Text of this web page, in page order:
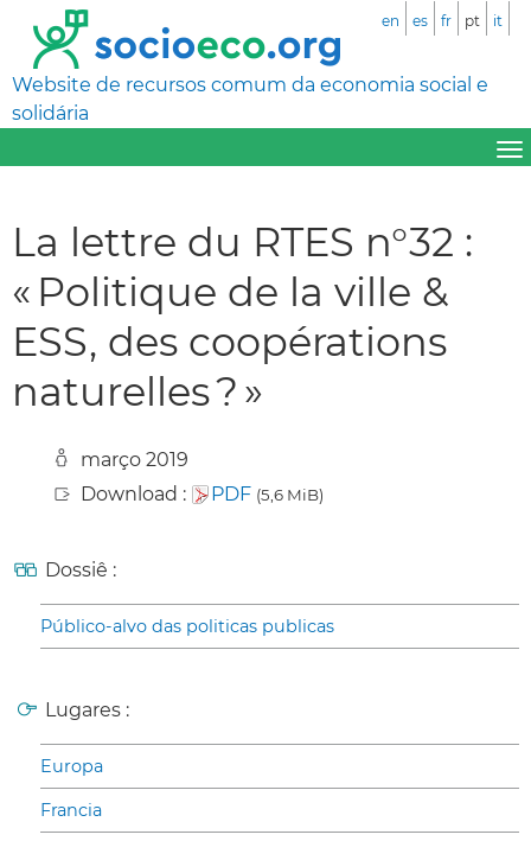
Website de recursos comum da economia social e
solidária
en es fr pt it
La lettre du RTES n°32 :
« Politique de la ville &
ESS, des coopérations
naturelles ? »
março 2019
Download :
PDF (5,6 MiB)
Dossiê :
Público-alvo das politicas publicas
Lugares :
Europa
Francia